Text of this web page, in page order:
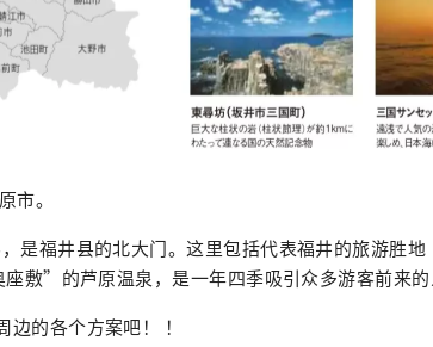
市。
是福井县的北大门。这里包括代表福井的旅游胜
敷”的芦原温泉，是一年四季吸引众多游客前来
的各个方案吧！ ！